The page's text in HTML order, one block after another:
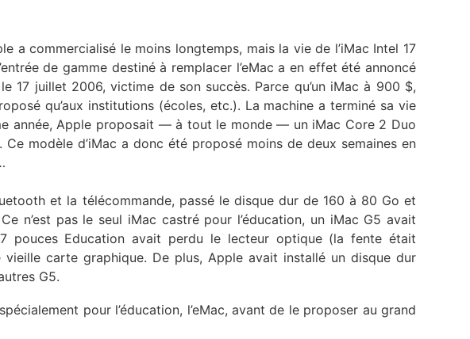
a commercialisé le moins longtemps, mais la vie de l’iMac Intel 17
de gamme destiné à remplacer l’eMac a en effet été annoncé
juillet 2006, victime de son succès. Parce qu’un iMac à 900 $,
qu’aux institutions (écoles, etc.). La machine a terminé sa vie
année, Apple proposait — à tout le monde — un iMac Core 2 Duo
modèle d’iMac a donc été proposé moins de deux semaines en
et la télécommande, passé le disque dur de 160 à 80 Go et
n’est pas le seul iMac castré pour l’éducation, un iMac G5 avait
pouces Education avait perdu le lecteur optique (la fente était
carte graphique. De plus, Apple avait installé un disque dur
G5.
pour l’éducation, l’eMac, avant de le proposer au grand